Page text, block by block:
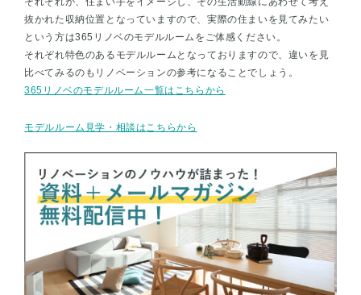
抜かれた収納位置となっていますので、実際の住まいを見てみたい
という方は365リノベのモデルルームをご体感ください。
それぞれ特色のあるモデルルームとなっておりますので、違いを見
比べてみるのもリノベーションの参考になることでしょう。
365リノベのモデルルーム一覧はこちらから
モデルルーム見学・相談はこちらから